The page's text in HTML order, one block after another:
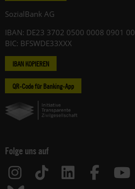
SozialBank AG
IBAN: DE23 3702 0500 0008 0901 00
BIC: BFSWDE33XXX
IBAN KOPIEREN
QR-Code für Banking-App
Folge uns auf